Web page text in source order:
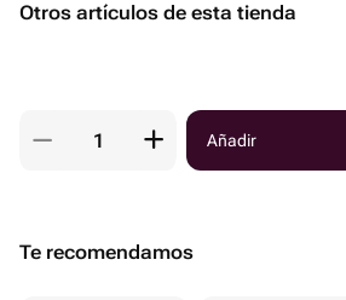
Otros artículos de esta tienda
Añadir
Te recomendamos